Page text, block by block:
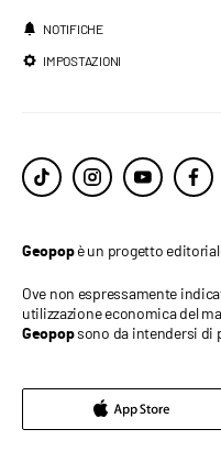
NOTIFICHE
IMPOSTAZIONI
Geopopè un progetto
Ove non espressamente
utilizzazione economica del
Geopopsono da intendersi di